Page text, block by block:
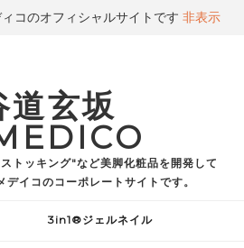
道玄坂
トッキング"など美脚化粧品を開発して
イコのコーポレートサイトです。
3in1®ジェルネイル
コのオフィシャルサイトです 非表示